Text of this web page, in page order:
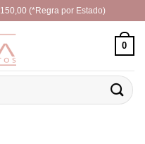
(*Regra por Estado)
0